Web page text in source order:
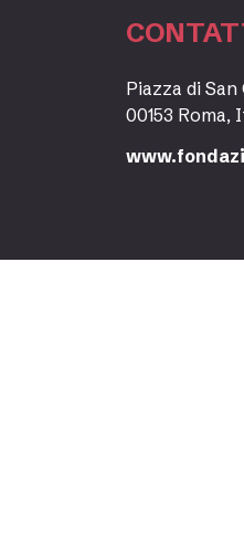
Piazza di San
00153 Roma,